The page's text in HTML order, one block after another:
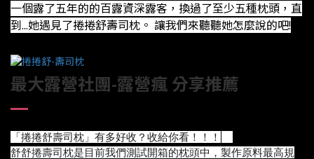
一個露了五年的的百露資深露客，換過了至少五種枕頭，直
到...她遇見了捲捲舒壽司枕。 讓我們來聽聽她怎麼說的吧!
最大露營社團-露營瘋 分享推薦
「捲捲舒壽司枕」有多好收？收給你看！！！
舒舒捲壽司枕是目前我們測試開箱的枕頭中，製作原料最高規